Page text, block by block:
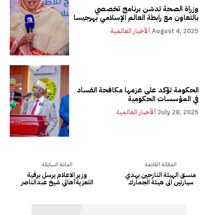
وزراة الصحة تدشن برنامج تخصصي
بالتعاون مع رابطة العالم الإسلامي بهرجيسا
ألأخبار العالمية August 4, 2025
الحكومة تؤكد على عزمها مكافحة الفساد
في المؤسسات الحكومية
ألأخبار العالمية July 28, 2025
المادة السابقة
وزير الاعلام يرسل برقية
التعزيةأهالي شيخ عبدالناصر
المقالة القادمة
منسق الهيئة النازحين يهدي
سيارتين الى هيئة الجمارك